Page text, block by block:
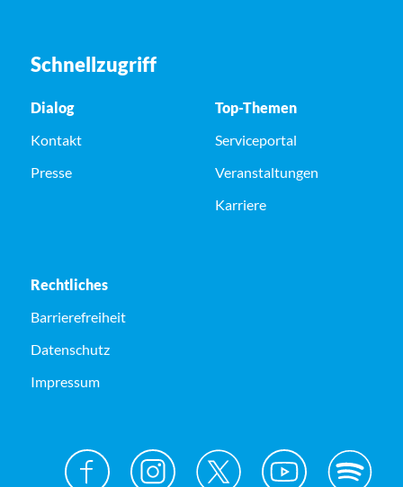
Schnellzugriff
Dialog
Kontakt
Presse
Top-Themen
Serviceportal
Veranstaltungen
Karriere
Rechtliches
Barrierefreiheit
Datenschutz
Impressum